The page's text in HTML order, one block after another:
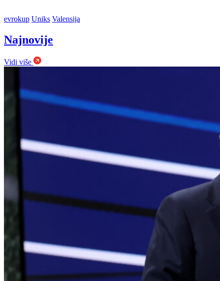
evrokup Uniks Valensija
Najnovije
Vidi više